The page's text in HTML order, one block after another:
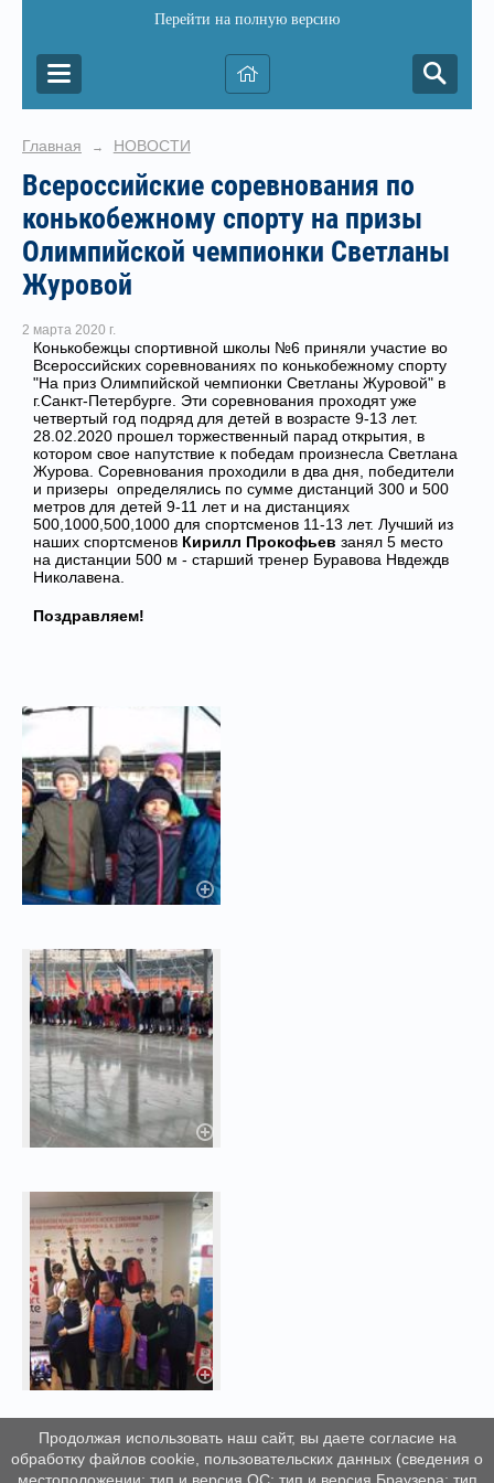
Перейти на полную версию
Главная → НОВОСТИ
Всероссийские соревнования по
конькобежному спорту на призы
Олимпийской чемпионки Светланы
Журовой
2 марта 2020 г.
Конькобежцы спортивной школы №6 приняли участие во
Всероссийских соревнованиях по конькобежному спорту
"На приз Олимпийской чемпионки Светланы Журовой" в
г.Санкт-Петербурге. Эти соревнования проходят уже
четвертый год подряд для детей в возрасте 9-13 лет.
28.02.2020 прошел торжественный парад открытия, в
котором свое напутствие к победам произнесла Светлана
Журова. Соревнования проходили в два дня, победители
и призеры определялись по сумме дистанций 300 и 500
метров для детей 9-11 лет и на дистанциях
500,1000,500,1000 для спортсменов 11-13 лет. Лучший из
наших спортсменов Кирилл Прокофьев занял 5 место
на дистанции 500 м - старший тренер Буравова Нвдеждв
Николавена.
Поздравляем!
Продолжая использовать наш сайт, вы даете согласие на
обработку файлов cookie, пользовательских данных (сведения о